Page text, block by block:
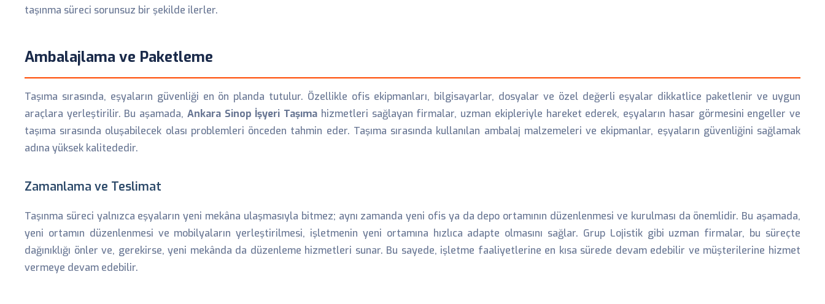
taşınma süreci sorunsuz bir şekilde ilerler.
Ambalajlama ve Paketleme
Taşıma sırasında, eşyaların güvenliği en ön planda tutulur. Özellikle ofis ekipmanları, bilgisayarlar, dosyalar ve özel değerli eşyalar dikkatlice paketlenir ve uygun
araçlara yerleştirilir. Bu aşamada, Ankara Sinop İşyeri Taşıma hizmetleri sağlayan firmalar, uzman ekipleriyle hareket ederek, eşyaların hasar görmesini engeller ve
taşıma sırasında oluşabilecek olası problemleri önceden tahmin eder. Taşıma sırasında kullanılan ambalaj malzemeleri ve ekipmanlar, eşyaların güvenliğini sağlamak
adına yüksek kalitededir.
Zamanlama ve Teslimat
Taşınma süreci yalnızca eşyaların yeni mekâna ulaşmasıyla bitmez; aynı zamanda yeni ofis ya da depo ortamının düzenlenmesi ve kurulması da önemlidir. Bu aşamada,
yeni ortamın düzenlenmesi ve mobilyaların yerleştirilmesi, işletmenin yeni ortamına hızlıca adapte olmasını sağlar. Grup Lojistik gibi uzman firmalar, bu süreçte
dağınıklığı önler ve, gerekirse, yeni mekânda da düzenleme hizmetleri sunar. Bu sayede, işletme faaliyetlerine en kısa sürede devam edebilir ve müşterilerine hizmet
vermeye devam edebilir.